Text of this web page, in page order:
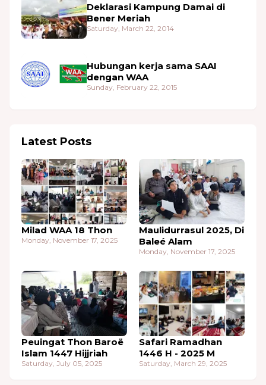
Deklarasi Kampung Damai di
Bener Meriah
Saturday, March 22, 2014
Hubungan kerja sama SAAI
dengan WAA
Sunday, February 22, 2015
Latest Posts
Milad WAA 18 Thon
Monday, November 17, 2025
Maulidurrasul 2025, Di
Baleé Alam
Monday, November 17, 2025
Peuingat Thon Baroë
Islam 1447 Hijjriah
Saturday, July 05, 2025
Safari Ramadhan
1446 H - 2025 M
Saturday, March 29, 2025